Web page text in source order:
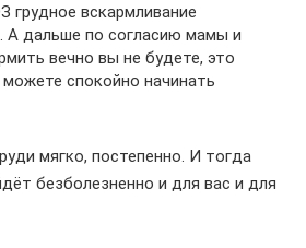
грудное вскармливание
А дальше по согласию мамы и
вечно вы не будете, это
спокойно начинать
мягко, постепенно. И тогда
безболезненно и для вас и для